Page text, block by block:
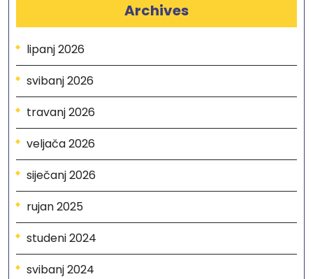
Archives
lipanj 2026
svibanj 2026
travanj 2026
veljača 2026
siječanj 2026
rujan 2025
studeni 2024
svibanj 2024